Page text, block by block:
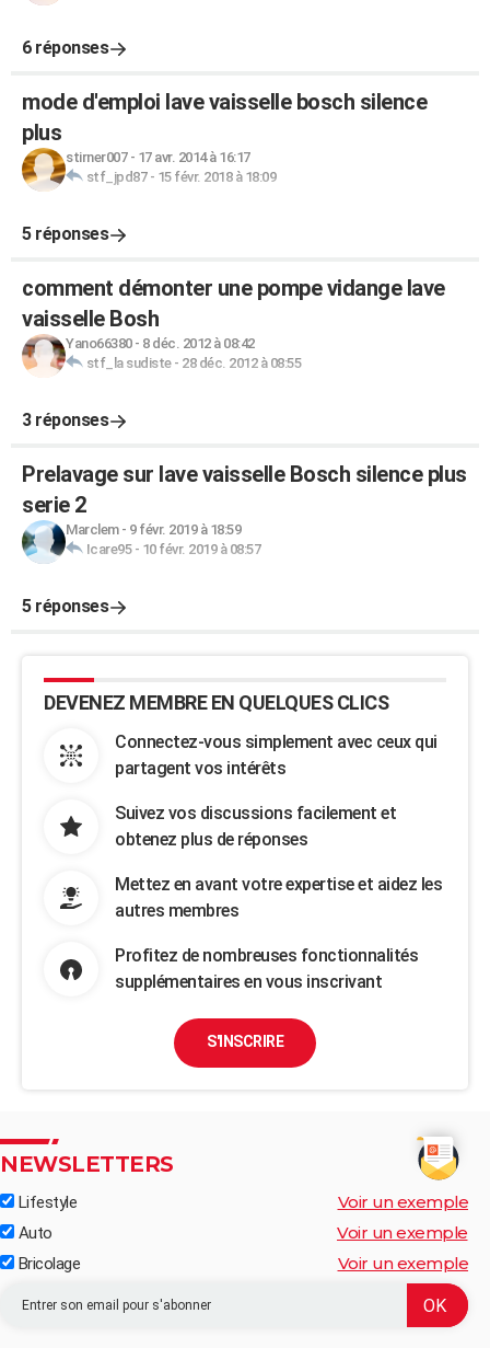
6 réponses
mode d'emploi lave vaisselle bosch silence
plus
stirner007- 17 avr. 2014 à 16:17
stf_jpd87- 15 févr. 2018 à 18:09
5 réponses
comment démonter une pompe vidange lave
vaisselle Bosh
Yano66380- 8 déc. 2012 à 08:42
stf_la sudiste- 28 déc. 2012 à 08:55
3 réponses
Prelavage sur lave vaisselle Bosch silence plus
serie 2
Marclem- 9 févr. 2019 à 18:59
Icare95- 10 févr. 2019 à 08:57
5 réponses
DEVENEZ MEMBRE EN QUELQUES CLICS
Connectez-vous simplement avec ceux qui
partagent vos intérêts
Suivez vos discussions facilement et
obtenez plus de réponses
Mettez en avant votre expertise et aidez les
autres membres
Profitez de nombreuses fonctionnalités
supplémentaires en vous inscrivant
S'INSCRIRE
NEWSLETTERS
Lifestyle Voir un exemple
Auto Voir un exemple
Bricolage Voir un exemple